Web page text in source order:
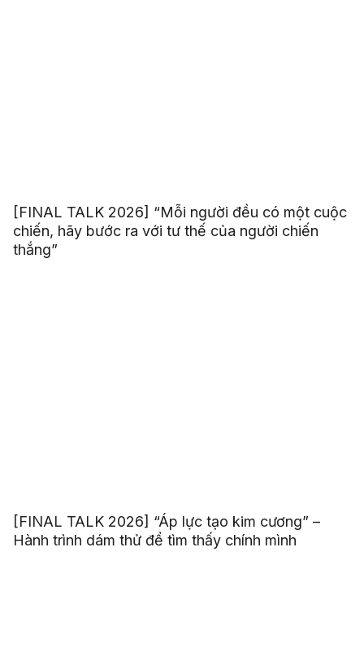
[FINAL TALK 2026] “Mỗi người đều có một cuộc
chiến, hãy bước ra với tư thế của người chiến
thắng”
[FINAL TALK 2026] “Áp lực tạo kim cương” –
Hành trình dám thử để tìm thấy chính mình